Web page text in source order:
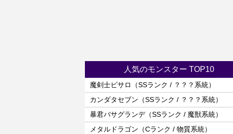
人気のモンスター TOP10
魔剣士ピサロ（SSランク / ？？？系統）
カンダタセブン（SSランク / ？？？系統）
暴君バサグランデ（SSランク / 魔獣系統）
メタルドラゴン（Cランク / 物質系統）